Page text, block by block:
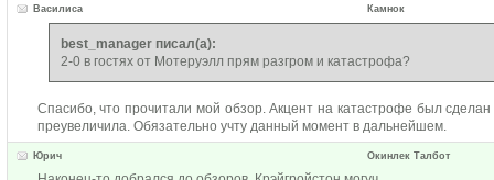
Василиса Камнок
best_manager писал(а):
2-0 в гостях от Мотеруэлл прям разгром и катастрофа?
Спасибо, что прочитали мой обзор. Акцент на катастрофе был
преувеличила. Обязательно учту данный момент в дальнейшем.
Юрич Окинлек Талбот